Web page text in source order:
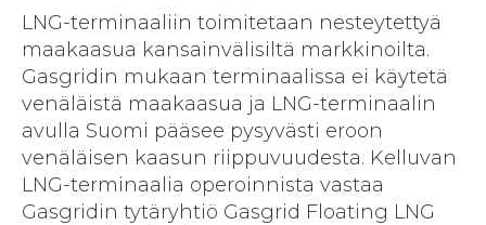
LNG-terminaaliin toimitetaan nesteytettyä
maakaasua kansainvälisiltä markkinoilta.
Gasgridin mukaan terminaalissa ei käytetä
venäläistä maakaasua ja LNG-terminaalin
avulla Suomi pääsee pysyvästi eroon
venäläisen kaasun riippuvuudesta. Kelluvan
LNG-terminaalia operoinnista vastaa
Gasgridin tytäryhtiö Gasgrid Floating LNG